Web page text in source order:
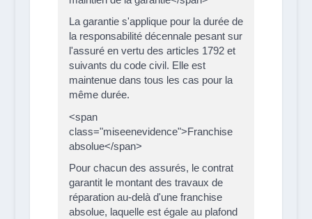
La garantie s'applique pour la durée de
la responsabilité décennale pesant sur
l'assuré en vertu des articles 1792 et
suivants du code civil. Elle est
maintenue dans tous les cas pour la
même durée.
<span
class="miseenevidence">Franchise
absolue</span>
Pour chacun des assurés, le contrat
garantit le montant des travaux de
réparation au-delà d'une franchise
absolue, laquelle est égale au plafond